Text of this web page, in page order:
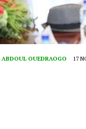
ABDOUL OUEDRAOGO 17